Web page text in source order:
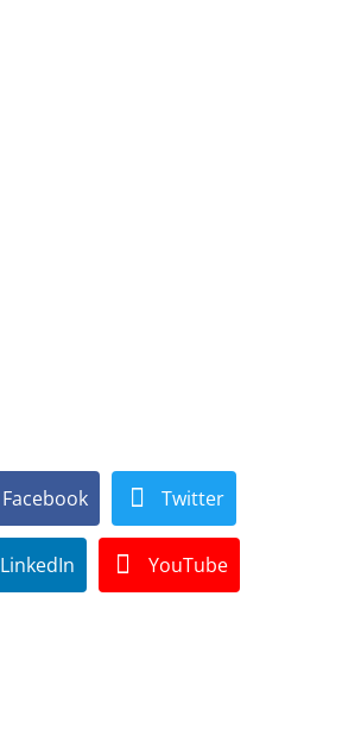
Facebook Twitter
LinkedIn YouTube